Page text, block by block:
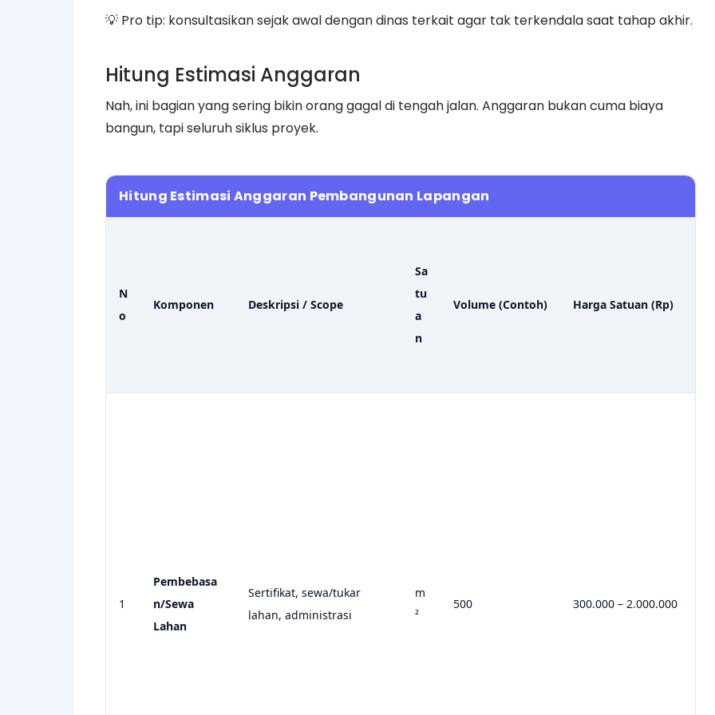
💡 Pro tip: konsultasikan sejak awal dengan dinas terkait agar tak terkendala saat tahap akhir.
Hitung Estimasi Anggaran
Nah, ini bagian yang sering bikin orang gagal di tengah jalan. Anggaran bukan cuma biaya
bangun, tapi seluruh siklus proyek.
Hitung Estimasi Anggaran Pembangunan Lapangan
N
o
Komponen Deskripsi / Scope
Sa
tu
a
n
Volume (Contoh) Harga Satuan (Rp)
1
Pembebasa
n/Sewa
Lahan
Sertifikat, sewa/tukar
lahan, administrasi
m
²
500 300.000 – 2.000.000